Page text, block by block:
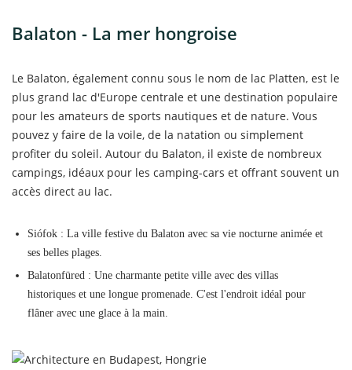
Balaton - La mer hongroise
Le Balaton, également connu sous le nom de lac Platten, est le
plus grand lac d'Europe centrale et une destination populaire
pour les amateurs de sports nautiques et de nature. Vous
pouvez y faire de la voile, de la natation ou simplement
profiter du soleil. Autour du Balaton, il existe de nombreux
campings, idéaux pour les camping-cars et offrant souvent un
accès direct au lac.
Siófok : La ville festive du Balaton avec sa vie nocturne animée et
ses belles plages.
Balatonfüred : Une charmante petite ville avec des villas
historiques et une longue promenade. C'est l'endroit idéal pour
flâner avec une glace à la main.